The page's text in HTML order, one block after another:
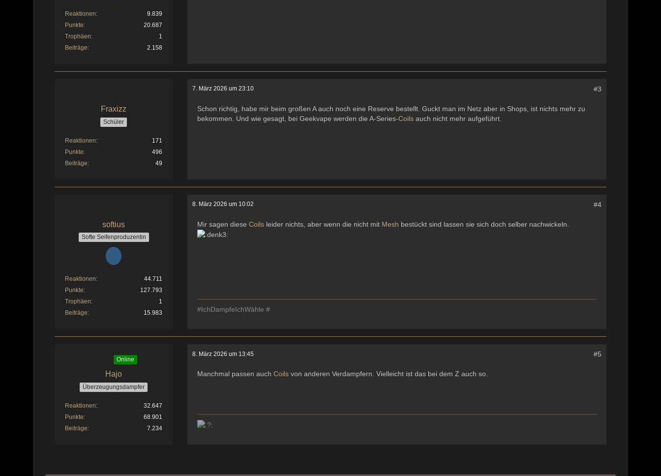
Reaktionen
9.839
Punkte
20.687
Trophäen
1
Beiträge
2.158
Fraxizz
Schüler
Reaktionen
171
Punkte
496
Beiträge
49
7. März 2026 um 23:10 #3
Schon richtig, habe mir beim großen A auch noch eine Reserve bestellt. Guckt man im Netz aber in Shops, ist nichts mehr zu
bekommen. Und wie gesagt, bei Geekvape werden die A-Series-Coils auch nicht mehr aufgeführt.
softius
Softe Seifenproduzentin
Reaktionen
44.711
Punkte
127.793
Trophäen
1
Beiträge
15.983
8. März 2026 um 10:02 #4
Mir sagen dieseCoils leider nichts, aber wenn die nicht mit Mesh bestückt sind lassen sie sich doch selber nachwickeln.
#IchDampfeIchWähle #
Online
Hajo
Überzeugungsdampfer
Reaktionen
32.647
Punkte
68.901
Beiträge
7.234
8. März 2026 um 13:45 #5
Manchmal passen auchCoils von anderen Verdampfern. Vielleicht ist das bei dem Z auch so.